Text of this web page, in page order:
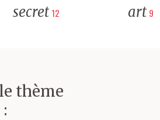
secret 12 art 9
thème
: